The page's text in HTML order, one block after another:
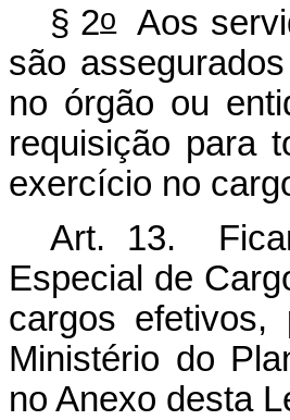
§ 2oAos
são
no órgão ou
requisição para
exercício no
Art. 13.
Especial de
cargos efetivos,
Ministério do
no Anexo desta